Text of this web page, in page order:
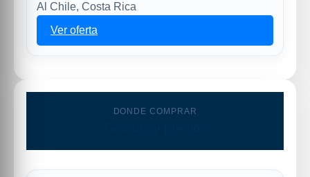
Al Chile, Costa Rica
Ver oferta
DONDE COMPRAR